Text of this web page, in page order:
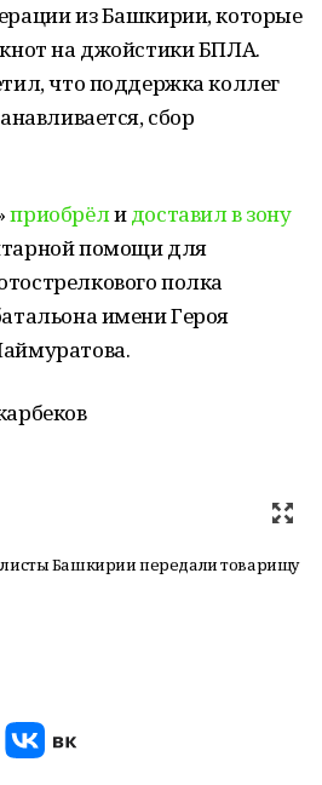
из Башкирии, которые
на джойстики БПЛА.
что поддержка коллег
сбор
приобрёлидоставил в зону
помощи для
полка
имени Героя
Башкирии передали товарищу